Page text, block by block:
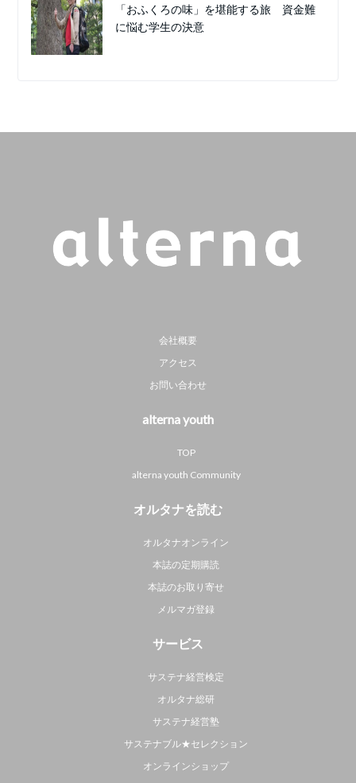
「おふくろの味」を堪能する旅 資金難
に悩む学生の決意
会社概要
アクセス
お問い合わせ
alterna youth
TOP
alterna youth Community
オルタナを読む
オルタナオンライン
本誌の定期購読
本誌のお取り寄せ
メルマガ登録
サービス
サステナ経営検定
オルタナ総研
サステナ経営塾
サステナブル★セレクション
オンラインショップ